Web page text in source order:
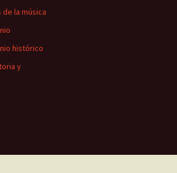
la música
histórico
y